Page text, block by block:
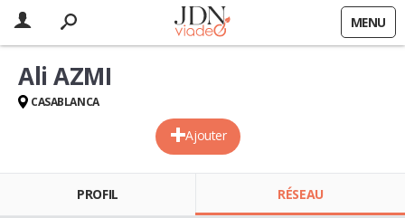
MENU
Ajouter
Ali AZMI
CASABLANCA
PROFIL RÉSEAU